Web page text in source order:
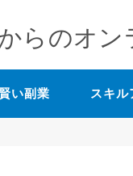
らのオン
賢い副業 スキル